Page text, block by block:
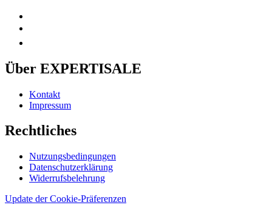
Über EXPERTISALE
Kontakt
Impressum
Rechtliches
Nutzungsbedingungen
Datenschutzerklärung
Widerrufsbelehrung
Update der Cookie-Präferenzen